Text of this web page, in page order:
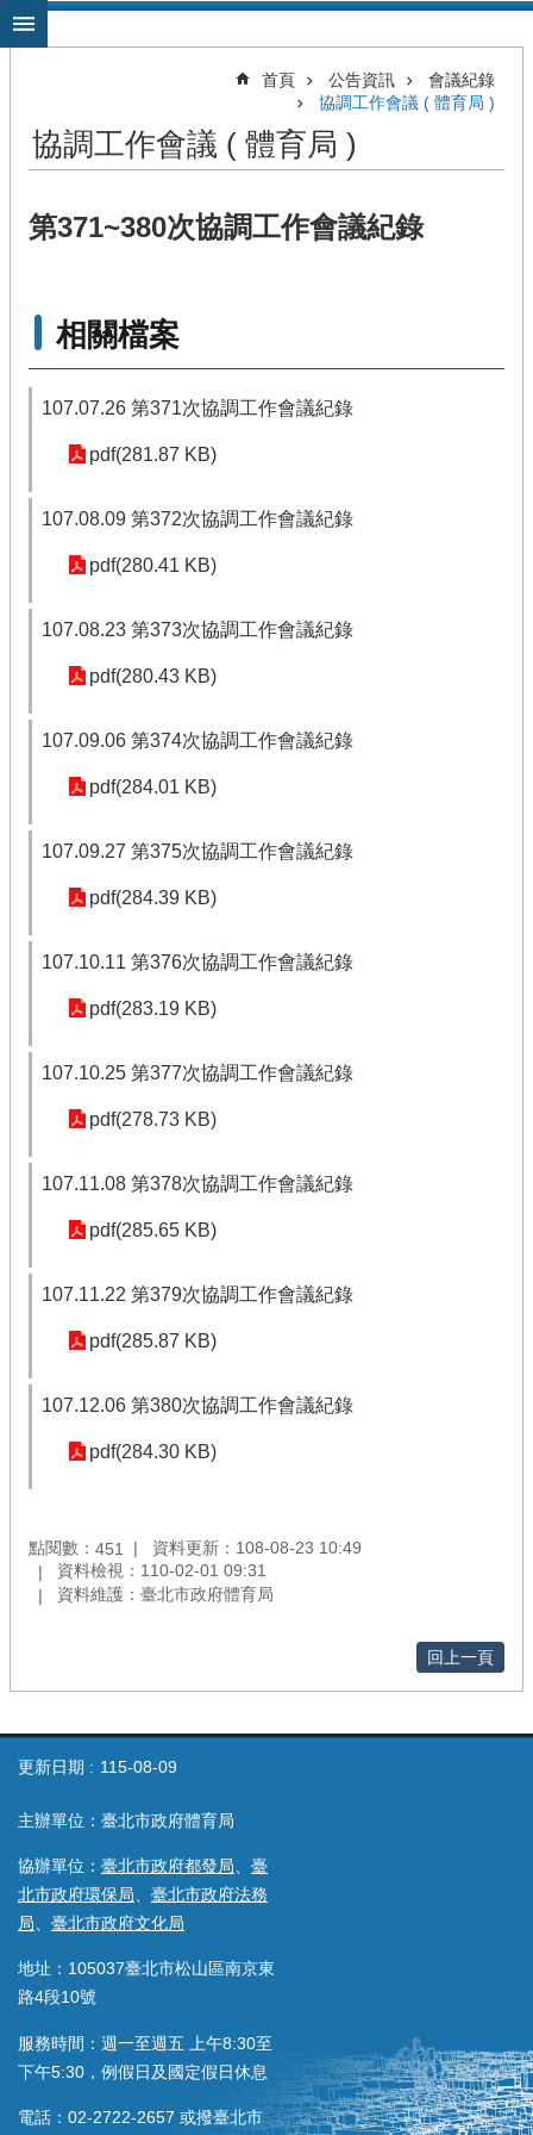
跳到主要內容區塊
首頁 公告資訊
會議紀錄
協調工作會議 ( 體育局 )
協調工作會議 ( 體育局 )
第371~380次協調工作會議紀錄
相關檔案
107.07.26 第371次協調工作會議紀錄
pdf(281.87 KB)
107.08.09 第372次協調工作會議紀錄
pdf(280.41 KB)
107.08.23 第373次協調工作會議紀錄
pdf(280.43 KB)
107.09.06 第374次協調工作會議紀錄
pdf(284.01 KB)
107.09.27 第375次協調工作會議紀錄
pdf(284.39 KB)
107.10.11 第376次協調工作會議紀錄
pdf(283.19 KB)
107.10.25 第377次協調工作會議紀錄
pdf(278.73 KB)
107.11.08 第378次協調工作會議紀錄
pdf(285.65 KB)
107.11.22 第379次協調工作會議紀錄
pdf(285.87 KB)
107.12.06 第380次協調工作會議紀錄
pdf(284.30 KB)
點閱數： 451
資料更新：108-08-23 10:49
資料檢視：110-02-01 09:31
資料維護：臺北市政府體育局
回上一頁
更新日期 115-08-09
主辦單位：臺北市政府體育局
協辦單位： 臺北市政府都發局
臺
北市政府環保局
臺北市政府法務
局
臺北市政府文化局
地址：105037臺北市松山區南京東
路4段10號
服務時間：週一至週五 上午8:30至
下午5:30，例假日及國定假日休息
電話：02-2722-2657 或撥臺北市